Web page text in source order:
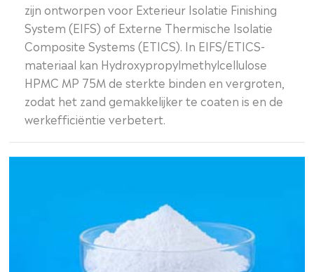
zijn ontworpen voor Exterieur Isolatie Finishing
System (EIFS) of Externe Thermische Isolatie
Composite Systems (ETICS). In EIFS/ETICS-
materiaal kan Hydroxypropylmethylcellulose
HPMC MP 75M de sterkte binden en vergroten,
zodat het zand gemakkelijker te coaten is en de
werkefficiëntie verbetert.